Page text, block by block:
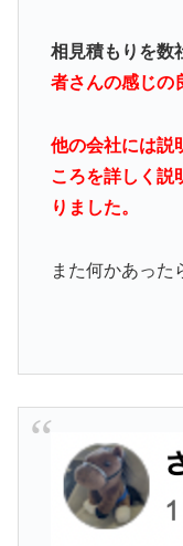
相見積もりを数
者さんの感じの
他の会社には説
ころを詳しく説
りました。
また何かあった